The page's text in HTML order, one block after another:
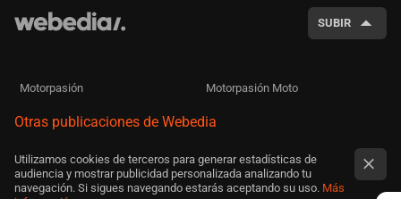
SUBIR
Motorpasión Motorpasión Moto
Otras publicaciones de Webedia
Utilizamos cookies de terceros para generar estadísticas de
audiencia y mostrar publicidad personalizada analizando tu
navegación. Si sigues navegando estarás aceptando su uso. Más